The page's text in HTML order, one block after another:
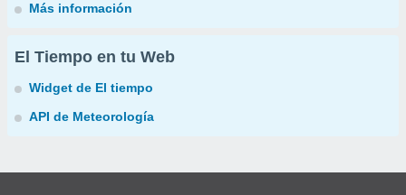
Más información
El Tiempo en tu Web
Widget de El tiempo
API de Meteorología